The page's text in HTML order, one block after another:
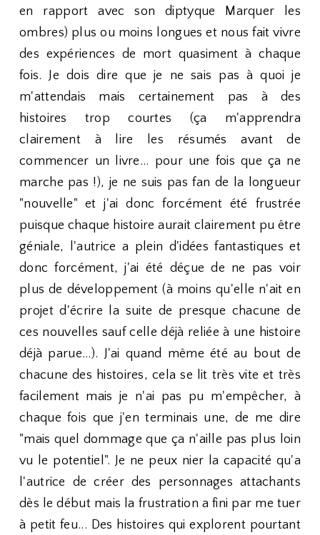
en rapport avec son diptyque Marquer les
ombres) plus ou moins longues et nous fait vivre
des expériences de mort quasiment à chaque
fois. Je dois dire que je ne sais pas à quoi je
m'attendais mais certainement pas à des
histoires trop courtes (ça m'apprendra
clairement à lire les résumés avant de
commencer un livre... pour une fois que ça ne
marche pas !), je ne suis pas fan de la longueur
"nouvelle" et j'ai donc forcément été frustrée
puisque chaque histoire aurait clairement pu être
géniale, l'autrice a plein d'idées fantastiques et
donc forcément, j'ai été déçue de ne pas voir
plus de développement (à moins qu'elle n'ait en
projet d'écrire la suite de presque chacune de
ces nouvelles sauf celle déjà reliée à une histoire
déjà parue...). J'ai quand même été au bout de
chacune des histoires, cela se lit très vite et très
facilement mais je n'ai pas pu m'empêcher, à
chaque fois que j'en terminais une, de me dire
"mais quel dommage que ça n'aille pas plus loin
vu le potentiel". Je ne peux nier la capacité qu'a
l'autrice de créer des personnages attachants
dès le début mais la frustration a fini par me tuer
à petit feu... Des histoires qui explorent pourtant